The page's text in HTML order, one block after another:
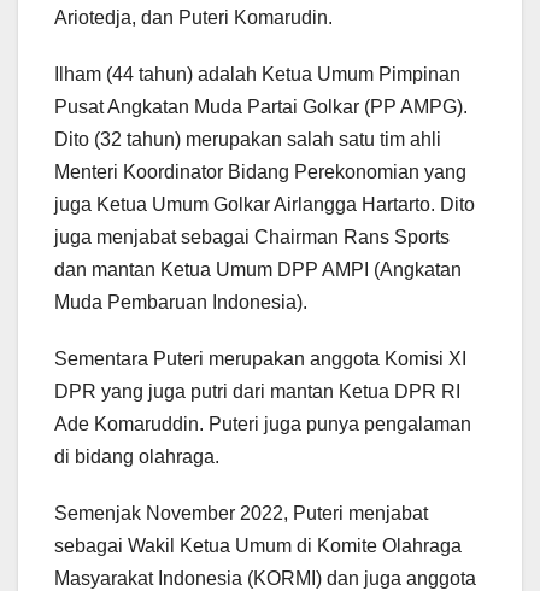
Ariotedja, dan Puteri Komarudin.
Ilham (44 tahun) adalah Ketua Umum Pimpinan
Pusat Angkatan Muda Partai Golkar (PP AMPG).
Dito (32 tahun) merupakan salah satu tim ahli
Menteri Koordinator Bidang Perekonomian yang
juga Ketua Umum Golkar Airlangga Hartarto. Dito
juga menjabat sebagai Chairman Rans Sports
dan mantan Ketua Umum DPP AMPI (Angkatan
Muda Pembaruan Indonesia).
Sementara Puteri merupakan anggota Komisi XI
DPR yang juga putri dari mantan Ketua DPR RI
Ade Komaruddin. Puteri juga punya pengalaman
di bidang olahraga.
Semenjak November 2022, Puteri menjabat
sebagai Wakil Ketua Umum di Komite Olahraga
Masyarakat Indonesia (KORMI) dan juga anggota